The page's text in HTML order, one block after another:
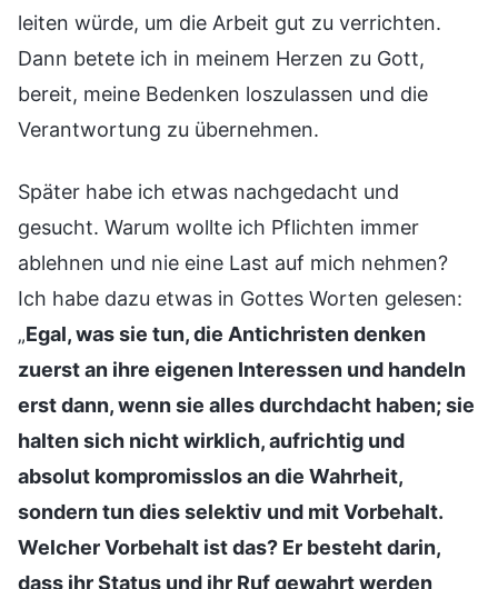
leiten würde, um die Arbeit gut zu verrichten.
Dann betete ich in meinem Herzen zu Gott,
bereit, meine Bedenken loszulassen und die
Verantwortung zu übernehmen.
Später habe ich etwas nachgedacht und
gesucht. Warum wollte ich Pflichten immer
ablehnen und nie eine Last auf mich nehmen?
Ich habe dazu etwas in Gottes Worten gelesen:
„Egal, was sie tun, die Antichristen denken
zuerst an ihre eigenen Interessen und handeln
erst dann, wenn sie alles durchdacht haben; sie
halten sich nicht wirklich, aufrichtig und
absolut kompromisslos an die Wahrheit,
sondern tun dies selektiv und mit Vorbehalt.
Welcher Vorbehalt ist das? Er besteht darin,
dass ihr Status und ihr Ruf gewahrt werden